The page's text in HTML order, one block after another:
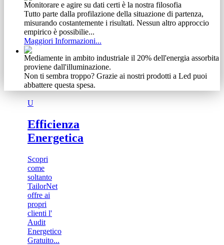
Monitorare e agire su dati certi è la nostra filosofia
Tutto parte dalla profilazione della situazione di partenza,
misurando costantemente i risultati. Nessun altro approccio
empirico è possibilie...
Maggiori Informazioni...
Mediamente in ambito industriale il 20% dell'energia assorbita
proviene dall'illuminazione.
Non ti sembra troppo? Grazie ai nostri prodotti a Led puoi
abbattere questa spesa.
Se ti abbiamo incuriosito, guarda cosa siamo riusciti ad
ottenere ad investimento zero.
Maggiori Informazioni...
Vediamo il cliente come un meccanismo complesso e delicato
Ecco perchè, dalla nostra esperienza, abbiamo tratto vantaggio
specializzandoci in una vasta gamma di prodotti e servizi.
Scoprili adesso
Maggiori Informazioni...
U
Efficienza
Energetica
Scopri
come
soltanto
TailorNet
offre ai
propri
clienti l'
Audit
Energetico
Gratuito...